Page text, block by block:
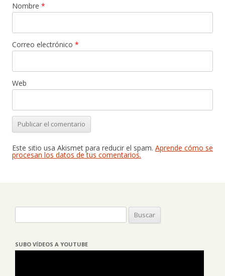
Nombre *
Correo electrónico *
Web
Este sitio usa Akismet para reducir el spam. Aprende cómo se
procesan los datos de tus comentarios.
SUBO VÍDEOS A YOUTUBE